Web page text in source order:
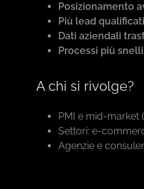
Posizionamento
Più lead
Dati aziendali
Processi più
A chi si rivolge?
PMI e mid-market
Settori: e-
Agenzie e